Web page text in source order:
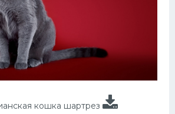
кошка шартрез